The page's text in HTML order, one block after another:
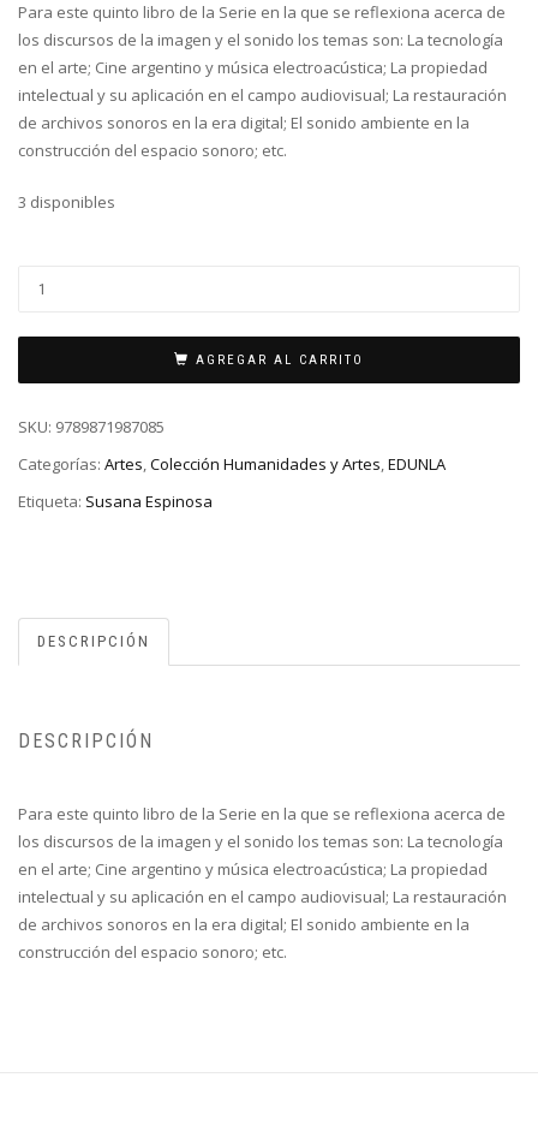
Para este quinto libro de la Serie en la que se reflexiona acerca de
los discursos de la imagen y el sonido los temas son: La tecnología
en el arte; Cine argentino y música electroacústica; La propiedad
intelectual y su aplicación en el campo audiovisual; La restauración
de archivos sonoros en la era digital; El sonido ambiente en la
construcción del espacio sonoro; etc.
3 disponibles
AGREGAR AL CARRITO
SKU: 9789871987085
Categorías: Artes,Colección Humanidades y Artes,EDUNLA
Etiqueta: Susana Espinosa
DESCRIPCIÓN
DESCRIPCIÓN
Para este quinto libro de la Serie en la que se reflexiona acerca de
los discursos de la imagen y el sonido los temas son: La tecnología
en el arte; Cine argentino y música electroacústica; La propiedad
intelectual y su aplicación en el campo audiovisual; La restauración
de archivos sonoros en la era digital; El sonido ambiente en la
construcción del espacio sonoro; etc.